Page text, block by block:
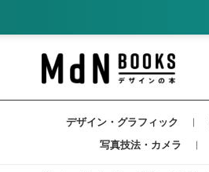
デザイン・グラフィック
写真技法・カメラ